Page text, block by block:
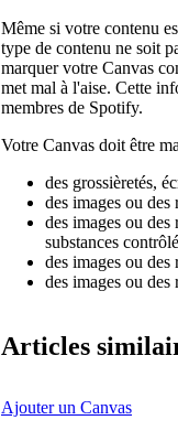
Même si votre contenu
type de contenu ne soit
marquer votre Canvas
met mal à l'aise. Cette
membres de Spotify.
Votre Canvas doit être
des grossièretés,
des images ou des
des images ou des
substances
des images ou des
des images ou des
Articles
Ajouter un Canvas